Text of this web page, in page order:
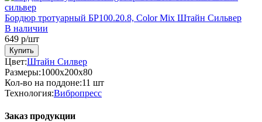
Бордюр тротуарный БР100.20.8, Color Mix Штайн Сильвер
В наличии
649 р/шт
Купить
Цвет:Штайн Силвер
Размеры:1000х200x80
Кол-во на поддоне:11 шт
Технология:Вибропресс
Заказ продукции